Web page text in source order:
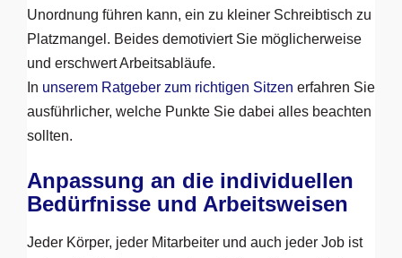
Unordnung führen kann, ein zu kleiner Schreibtisch zu
Platzmangel. Beides demotiviert Sie möglicherweise
und erschwert Arbeitsabläufe.
In unserem Ratgeber zum richtigen Sitzen erfahren Sie
ausführlicher, welche Punkte Sie dabei alles beachten
sollten.
Anpassung an die individuellen
Bedürfnisse und Arbeitsweisen
Jeder Körper, jeder Mitarbeiter und auch jeder Job ist